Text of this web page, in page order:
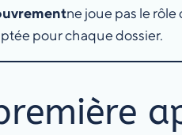
ne joue pas le
pour chaque dossier.